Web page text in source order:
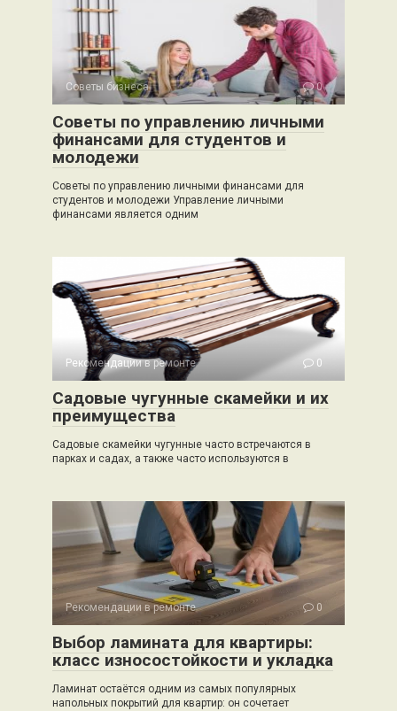
Советы бизнеса 0
Советы по управлению личными
финансами для студентов и
молодежи
Советы по управлению личными финансами для
студентов и молодежи Управление личными
финансами является одним
Рекомендации в ремонте 0
Садовые чугунные скамейки и их
преимущества
Садовые скамейки чугунные часто встречаются в
парках и садах, а также часто используются в
Рекомендации в ремонте 0
Выбор ламината для квартиры:
класс износостойкости и укладка
Ламинат остаётся одним из самых популярных
напольных покрытий для квартир: он сочетает